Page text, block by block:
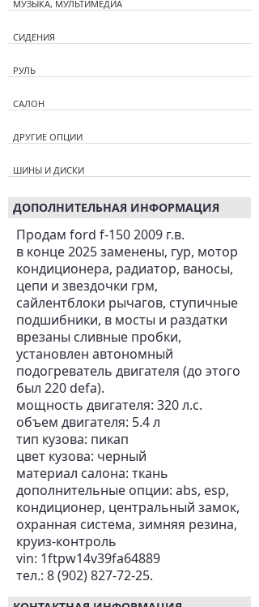
МУЗЫКА, МУЛЬТИМЕДИА
СИДЕНИЯ
РУЛЬ
САЛОН
ДРУГИЕ ОПЦИИ
ШИНЫ И ДИСКИ
ДОПОЛНИТЕЛЬНАЯ ИНФОРМАЦИЯ
Продам ford f-150 2009 г.в.
в конце 2025 заменены, гур, мотор
кондиционера, радиатор, ваносы,
цепи и звездочки грм,
сайлентблоки рычагов, ступичные
подшибники, в мосты и раздатки
врезаны сливные пробки,
установлен автономный
подогреватель двигателя (до этого
был 220 defa).
мощность двигателя: 320 л.с.
объем двигателя: 5.4 л
тип кузова: пикап
цвет кузова: черный
материал салона: ткань
дополнительные опции: abs, esp,
кондиционер, центральный замок,
охранная система, зимняя резина,
круиз-контроль
vin: 1ftpw14v39fa64889
тел.: 8 (902) 827-72-25.